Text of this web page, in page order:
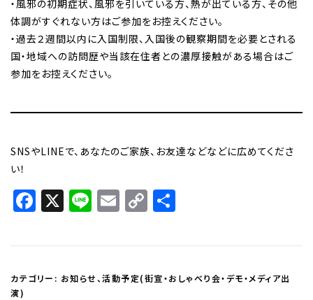
・風邪の初期症状、風邪を引いている方、熱が出ている方、その他
体調がすぐれない方はご参加をお控えください。
・過去２週間以内に入国制限、入国後の観察期間を必要とされる
国・地域への訪問歴や当該在住者との濃厚接触がある場合はご
参加をお控えください。
SNSやLINEで、あなたのご家族、お友達などなどに広めてくださ
い！
Facebook
X LineEmail
Copy
カテゴリー: お知らせ、活動予定(街宣・おしゃべり会・デモ・メディア出
演)